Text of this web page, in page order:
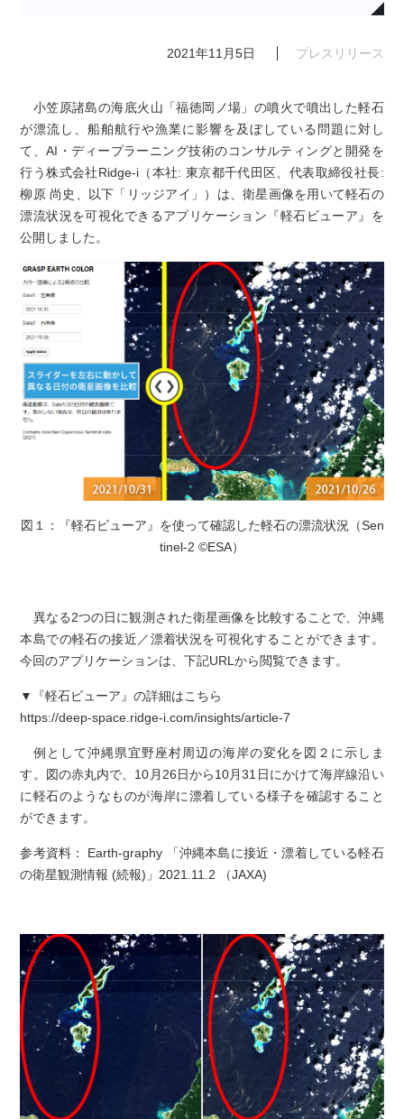
2021年11月5日 プレスリリース
小笠原諸島の海底火山「福徳岡ノ場」の噴火で噴出した軽石
が漂流し、船舶航行や漁業に影響を及ぼしている問題に対し
て、AI・ディープラーニング技術のコンサルティングと開発を
行う株式会社Ridge-i（本社: 東京都千代田区、代表取締役社長:
柳原 尚史、以下「リッジアイ」）は、衛星画像を用いて軽石の
漂流状況を可視化できるアプリケーション『軽石ビューア』を
公開しました。
図１：『軽石ビューア』を使って確認した軽石の漂流状況（Sen
tinel-2 ©ESA）
異なる2つの日に観測された衛星画像を比較することで、沖縄
本島での軽石の接近／漂着状況を可視化することができます。
今回のアプリケーションは、下記URLから閲覧できます。
▼『軽石ビューア』の詳細はこちら
https://deep-space.ridge-i.com/insights/article-7
例として沖縄県宜野座村周辺の海岸の変化を図２に示しま
す。図の赤丸内で、10月26日から10月31日にかけて海岸線沿い
に軽石のようなものが海岸に漂着している様子を確認すること
ができます。
参考資料： Earth-graphy 「沖縄本島に接近・漂着している軽石
の衛星観測情報 (続報)」2021.11.2 （JAXA)